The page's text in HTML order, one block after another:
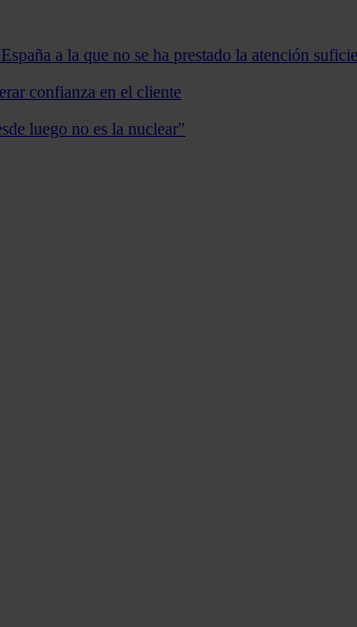
a la que no se ha prestado la atención
confianza en el cliente
luego no es la nuclear"